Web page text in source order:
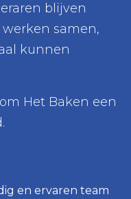
blijven
werken samen,
kunnen
Het Baken een
en ervaren team